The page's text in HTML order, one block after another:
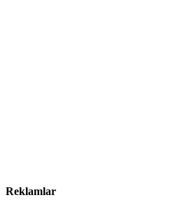
Reklamlar